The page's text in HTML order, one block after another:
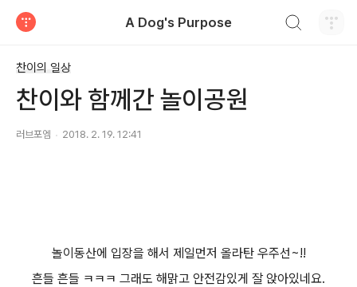
A Dog's Purpose
찬이의 일상
찬이와 함께간 놀이공원
러브포엠 2018. 2. 19. 12:41
놀이동산에 입장을 해서 제일먼저 올라탄 우주선~!!
흔들 흔들 ㅋㅋㅋ 그래도 해맑고 안전감있게 잘 앉아있네요.